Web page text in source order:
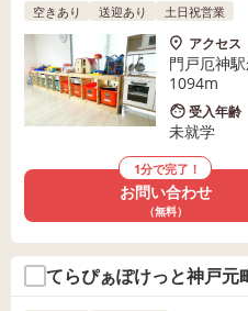
空きあり 送迎あり 土日祝営業
アクセス
門戸厄神
1094m
受入年齢
未就学
1分で完了！
お問い合わせ
（無料）
てらぴぁぽけっと神戸元